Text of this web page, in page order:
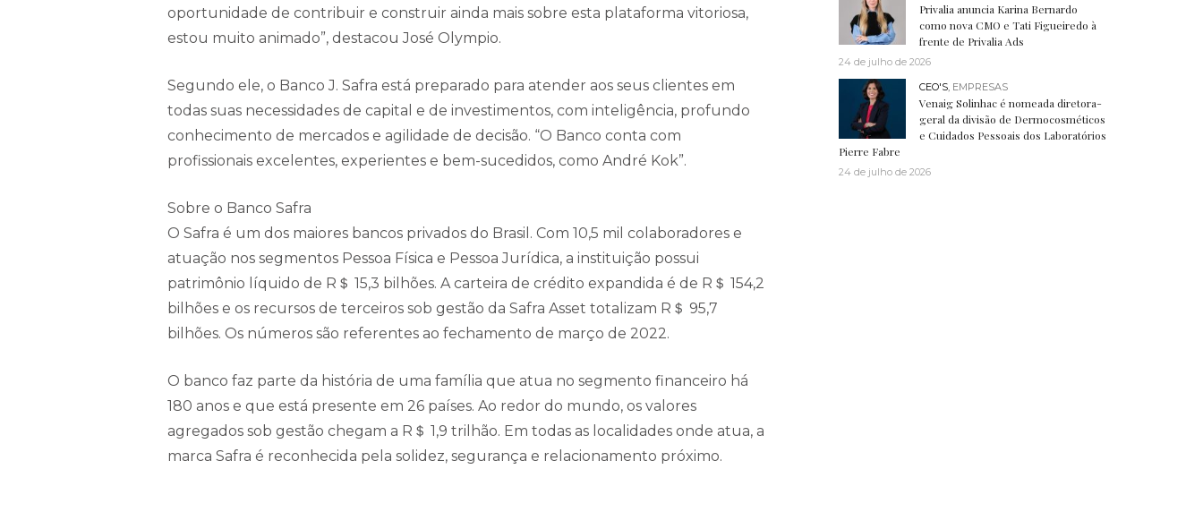
oportunidade de contribuir e construir ainda mais sobre esta plataforma vitoriosa,
estou muito animado”, destacou José Olympio.
Segundo ele, o Banco J. Safra está preparado para atender aos seus clientes em
todas suas necessidades de capital e de investimentos, com inteligência, profundo
conhecimento de mercados e agilidade de decisão. “O Banco conta com
profissionais excelentes, experientes e bem-sucedidos, como André Kok”.
Sobre o Banco Safra
O Safra é um dos maiores bancos privados do Brasil. Com 10,5 mil colaboradores e
atuação nos segmentos Pessoa Física e Pessoa Jurídica, a instituição possui
patrimônio líquido de R＄ 15,3 bilhões. A carteira de crédito expandida é de R＄ 154,2
bilhões e os recursos de terceiros sob gestão da Safra Asset totalizam R＄ 95,7
bilhões. Os números são referentes ao fechamento de março de 2022.
O banco faz parte da história de uma família que atua no segmento financeiro há
180 anos e que está presente em 26 países. Ao redor do mundo, os valores
agregados sob gestão chegam a R＄ 1,9 trilhão. Em todas as localidades onde atua, a
marca Safra é reconhecida pela solidez, segurança e relacionamento próximo.
Privalia anuncia Karina Bernardo
como nova CMO e Tati Figueiredo à
frente de Privalia Ads
24 de julho de 2026
CEO'S EMPRESAS
Venaig Solinhac é nomeada diretora-
geral da divisão de Dermocosméticos
e Cuidados Pessoais dos Laboratórios
Pierre Fabre
24 de julho de 2026